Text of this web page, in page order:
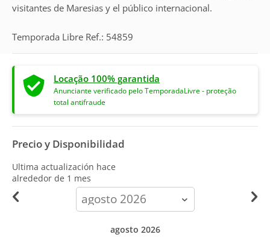
visitantes de Maresias y el público internacional.
Temporada Libre Ref.: 54859
Locação 100% garantida
Anunciante verificado pelo TemporadaLivre - proteção
total antifraude
Precio y Disponibilidad
Ultima actualización hace
alrededor de 1 mes
calendar-
month
agosto 2026